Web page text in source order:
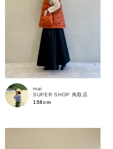
mai
SUPER SHOP 鳥取店
158cm